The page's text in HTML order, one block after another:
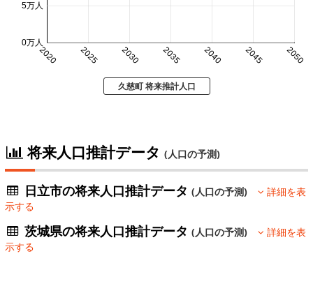
2020 2025 2030 2035 2040 2045 2050
0万人
5万人
久慈町 将来推計人口
将来人口推計データ (人口の予測)
日立市の将来人口推計データ(人口の予測)
詳細を表
示する
茨城県の将来人口推計データ(人口の予測)
詳細を表
示する